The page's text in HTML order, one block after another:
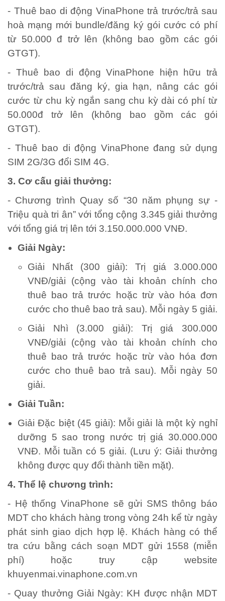
- Thuê bao di động VinaPhone trả trước/trả sau
hoà mạng mới bundle/đăng ký gói cước có phí
từ 50.000 đ trở lên (không bao gồm các gói
GTGT).
- Thuê bao di động VinaPhone hiện hữu trả
trước/trả sau đăng ký, gia hạn, nâng các gói
cước từ chu kỳ ngắn sang chu kỳ dài có phí từ
50.000đ trở lên (không bao gồm các gói
GTGT).
- Thuê bao di động VinaPhone đang sử dụng
SIM 2G/3G đổi SIM 4G.
3. Cơ cấu giải thưởng:
- Chương trình Quay số “30 năm phụng sự -
Triệu quà tri ân” với tổng cộng 3.345 giải thưởng
với tổng giá trị lên tới 3.150.000.000 VNĐ.
Giải Ngày:
Giải Nhất (300 giải): Trị giá 3.000.000
VNĐ/giải (cộng vào tài khoản chính cho
thuê bao trả trước hoặc trừ vào hóa đơn
cước cho thuê bao trả sau). Mỗi ngày 5 giải.
Giải Nhì (3.000 giải): Trị giá 300.000
VNĐ/giải (cộng vào tài khoản chính cho
thuê bao trả trước hoặc trừ vào hóa đơn
cước cho thuê bao trả sau). Mỗi ngày 50
giải.
Giải Tuần:
Giải Đặc biệt (45 giải): Mỗi giải là một kỳ nghỉ
dưỡng 5 sao trong nước trị giá 30.000.000
VNĐ. Mỗi tuần có 5 giải. (Lưu ý: Giải thưởng
không được quy đổi thành tiền mặt).
4. Thể lệ chương trình:
- Hệ thống VinaPhone sẽ gửi SMS thông báo
MDT cho khách hàng trong vòng 24h kể từ ngày
phát sinh giao dịch hợp lệ. Khách hàng có thể
tra cứu bằng cách soạn MDT gửi 1558 (miễn
phí) hoặc truy cập website
khuyenmai.vinaphone.com.vn
- Quay thưởng Giải Ngày: KH được nhận MDT